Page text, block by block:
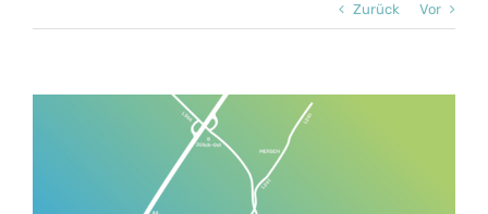
Zurück Vor